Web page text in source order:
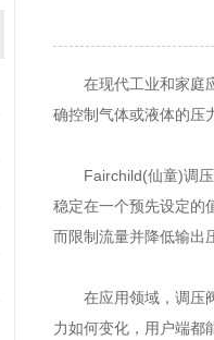
在现代工业和家庭应
确控制气体或液体的压
Fairchild(仙童)调压
稳定在一个预先设定的
而限制流量并降低输出
在应用领域，调压阀
力如何变化，用户端都